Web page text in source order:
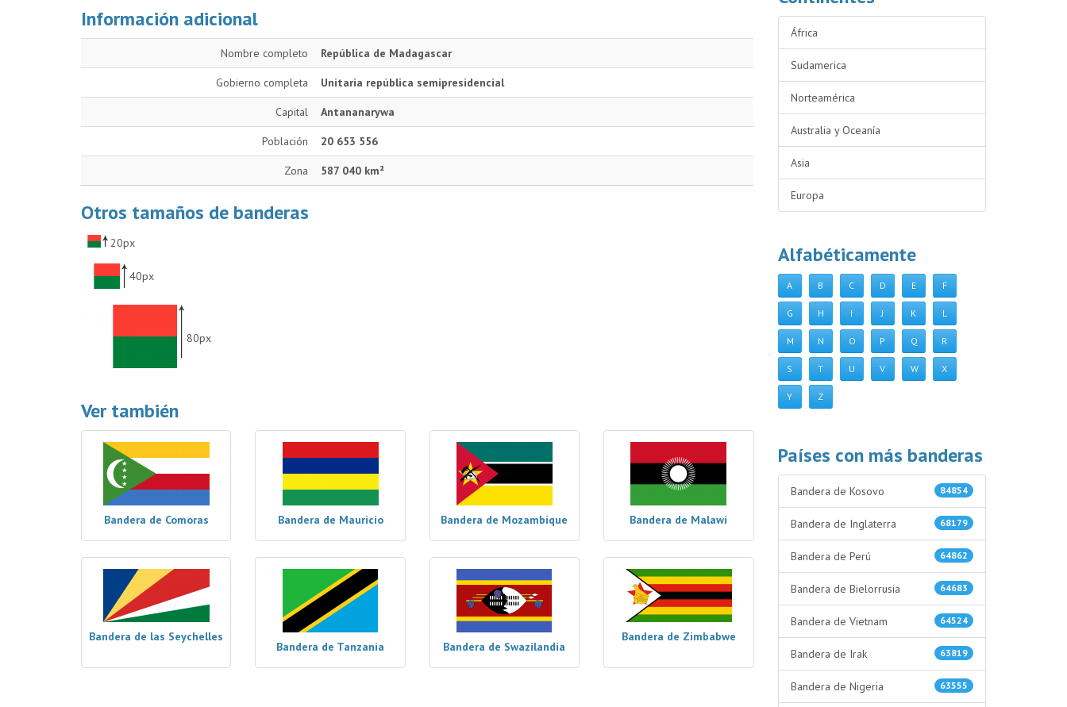
Información adicional
Nombre completo República de Madagascar
Gobierno completa Unitaria república semipresidencial
Capital Antananarywa
Población 20 653 556
Zona 587 040 km²
Otros tamaños de banderas
20px
40px
80px
Ver también
Bandera de Comoras Bandera de Mauricio Bandera de Mozambique Bandera de Malawi
Bandera de las Seychelles
Bandera de Tanzania Bandera de Swazilandia
Bandera de Zimbabwe
África
Sudamerica
Norteamérica
Australia y Oceanía
Asia
Europa
Alfabéticamente
A B C D E F
G H I J K L
M N O P Q R
S T U V W X
Y Z
Países con más banderas
84854
Bandera de Kosovo
68179
Bandera de Inglaterra
64862
Bandera de Perú
64683
Bandera de Bielorrusia
64524
Bandera de Vietnam
63819
Bandera de Irak
63555
Bandera de Nigeria